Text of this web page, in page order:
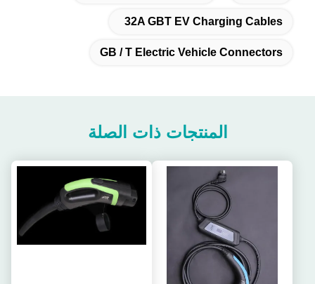
32A GBT EV Charging Cables
GB / T Electric Vehicle Connectors
المنتجات ذات الصلة